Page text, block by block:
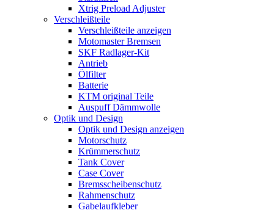
Xtrig Preload Adjuster
Verschleißteile
Verschleißteile anzeigen
Motomaster Bremsen
SKF Radlager-Kit
Antrieb
Ölfilter
Batterie
KTM original Teile
Auspuff Dämmwolle
Optik und Design
Optik und Design anzeigen
Motorschutz
Krümmerschutz
Tank Cover
Case Cover
Bremsscheibenschutz
Rahmenschutz
Gabelaufkleber